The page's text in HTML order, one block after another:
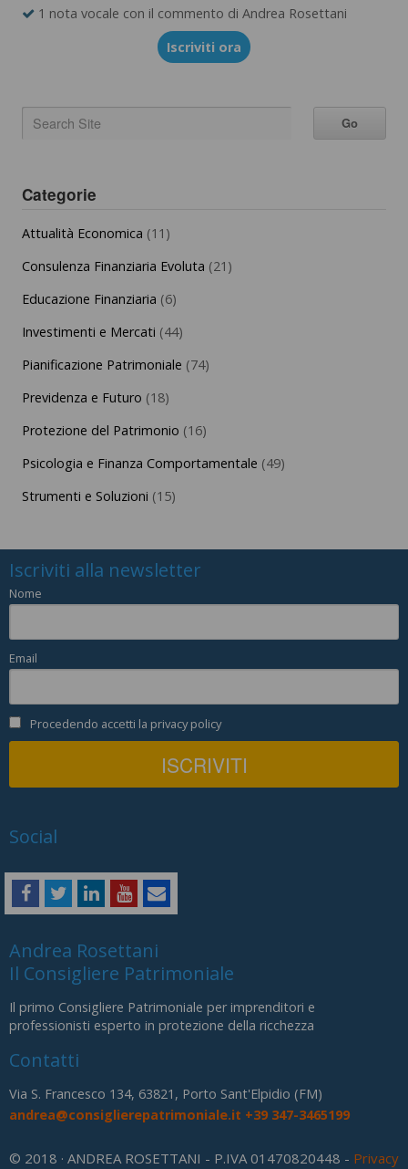
1 nota vocale con il commento di Andrea Rosettani
Iscriviti ora
Categorie
Attualità Economica (11)
Consulenza Finanziaria Evoluta (21)
Educazione Finanziaria (6)
Investimenti e Mercati (44)
Pianificazione Patrimoniale (74)
Previdenza e Futuro (18)
Protezione del Patrimonio (16)
Psicologia e Finanza Comportamentale (49)
Strumenti e Soluzioni (15)
Iscriviti alla newsletter
Nome
Email
Procedendo accetti la privacy policy
Social
Andrea Rosettani
Il Consigliere Patrimoniale
Il primo Consigliere Patrimoniale per imprenditori e
professionisti esperto in protezione della ricchezza
Contatti
Via S. Francesco 134, 63821, Porto Sant'Elpidio (FM)
andrea@consiglierepatrimoniale.it +39 347-3465199
© 2018 · ANDREA ROSETTANI - P.IVA 01470820448 - Privacy